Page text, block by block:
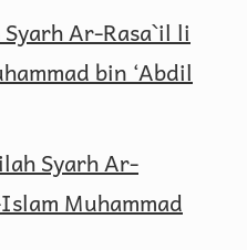
Ar-Rasa`il li
bin ‘Abdil
Syarh Ar-
Muhammad